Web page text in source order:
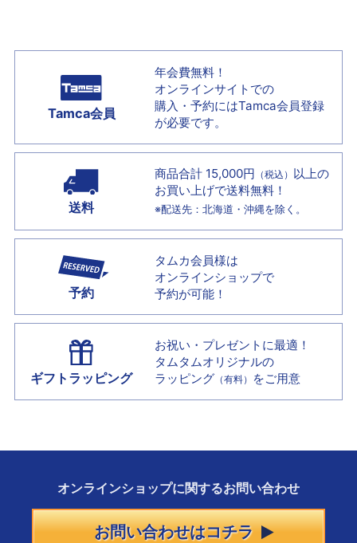
Tamca会員
年会費無料！
オンラインサイトでの
購入・予約にはTamca会員登録
が必要です。
送料
商品合計 15,000円 （税込） 以上の
お買い上げで送料無料！
※配送先：北海道・沖縄を除く。
予約
タムカ会員様は
オンラインショップで
予約が可能！
ギフトラッピング
お祝い・プレゼントに最適！
タムタムオリジナルの
ラッピング （有料） をご用意
オンラインショップに関するお問い合わせ
お問い合わせはコチラ